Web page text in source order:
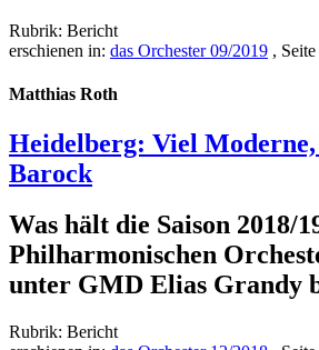
Rubrik: Bericht
erschienen in: das Orchester 09/2019 ,
Matthias Roth
Heidelberg: Viel Moderne,
Barock
Was hält die Saison 2018/
Philharmonischen
unter GMD Elias Grandy
Rubrik: Bericht